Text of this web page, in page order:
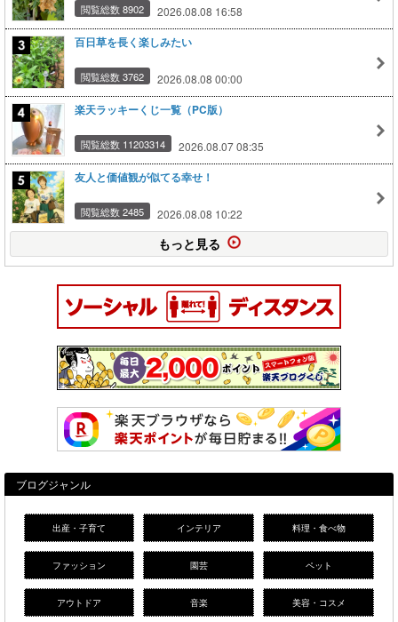
閲覧総数 8902 2026.08.08 16:58
百日草を長く楽しみたい
閲覧総数 3762 2026.08.08 00:00
楽天ラッキーくじ一覧（PC版）
閲覧総数 11203314 2026.08.07 08:35
友人と価値観が似てる幸せ！
閲覧総数 2485 2026.08.08 10:22
もっと見る
ブログジャンル
出産・子育て インテリア 料理・食べ物
ファッション 園芸 ペット
アウトドア 音楽 美容・コスメ